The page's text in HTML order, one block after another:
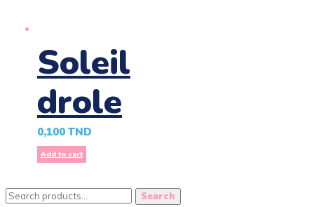
Soleil
drole
0,100 TND
Add to cart
Search
Search